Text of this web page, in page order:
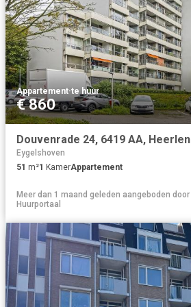
Appartement·te huur
€ 860
Douvenrade 24, 6419 AA, Heerlen
Eygelshoven
51 m²1 KamerAppartement
Meer dan 1 maand geleden aangeboden door
Huurportaal